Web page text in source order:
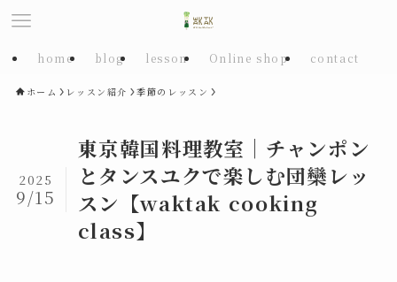
home blog lesson Online shop contact
ホーム レッスン紹介 季節のレッスン
東京韓国料理教室｜チャンポン
とタンスユクで楽しむ団欒レッ
スン【waktak cooking
class】
2025
9/15